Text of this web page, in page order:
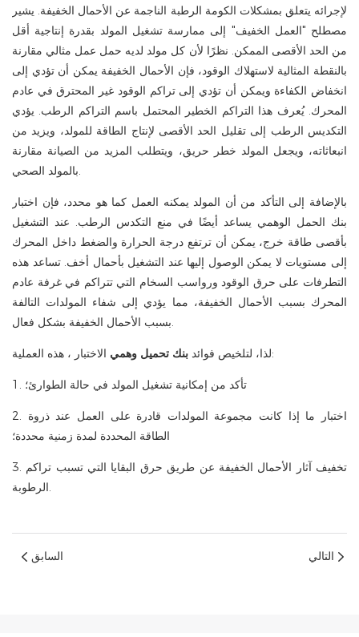
لإجرائه يتعلق بمشكلات الكومة الرطبة الناجمة عن الأحمال الخفيفة. يشير
مصطلح "العمل الخفيف" إلى ممارسة تشغيل المولد بقدرة إنتاجية أقل
من الحد الأقصى الممكن. نظرًا لأن كل مولد لديه حمل عمل مثالي مقارنة
بالنقطة المثالية لاستهلاك الوقود، فإن الأحمال الخفيفة يمكن أن تؤدي إلى
انخفاض الكفاءة ويمكن أن تؤدي إلى تراكم الوقود غير المحترق في عادم
المحرك. يُعرف هذا التراكم الخطير المحتمل باسم التراكم الرطب. يؤدي
التكديس الرطب إلى تقليل الحد الأقصى لإنتاج الطاقة للمولد، ويزيد من
انبعاثاته، ويجعل المولد خطر حريق، ويتطلب المزيد من الصيانة مقارنة
بالمولد الصحي.
بالإضافة إلى التأكد من أن المولد يمكنه العمل كما هو محدد، فإن اختبار
بنك الحمل الوهمي يساعد أيضًا في منع التكدس الرطب. عند التشغيل
بأقصى طاقة خرج، يمكن أن ترتفع درجة الحرارة والضغط داخل المحرك
إلى مستويات لا يمكن الوصول إليها عند التشغيل بأحمال أخف. تساعد هذه
التطرفات على حرق الوقود ورواسب السخام التي تتراكم في غرفة عادم
المحرك بسبب الأحمال الخفيفة، مما يؤدي إلى شفاء المولدات التالفة
بسبب الأحمال الخفيفة بشكل فعال.
لذا، لتلخيص فوائد بنك تحميل وهمي الاختبار ، هذه العملية:
1. تأكد من إمكانية تشغيل المولد في حالة الطوارئ؛
2. اختبار ما إذا كانت مجموعة المولدات قادرة على العمل عند ذروة
الطاقة المحددة لمدة زمنية محددة؛
3. تخفيف آثار الأحمال الخفيفة عن طريق حرق البقايا التي تسبب تراكم
الرطوبة.
السابق التالي